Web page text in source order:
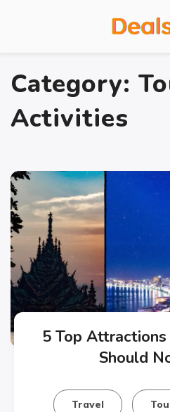
Category:
Activities
5 Top
Should
Travel